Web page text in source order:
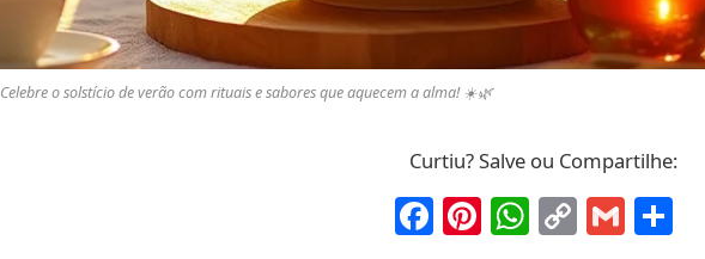
Celebre o solstício de verão com rituais e sabores que aquecem a alma! ☀️🌿
Curtiu? Salve ou Compartilhe:
Facebook
Pinterest
WhatsApp
CopyGmail